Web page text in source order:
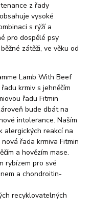
z řady
vysoké
s rýží a
pro dospělé psy
zátěži, ve věku od
Lamb With Beef
krmiv s jehněčím
řadu Fitmin
bude dbát na
intolerance. Naším
alergických reakcí na
řada krmiva Fitmin
a hovězím mase.
rybízem pro své
a chondroitin-
recyklovatelných